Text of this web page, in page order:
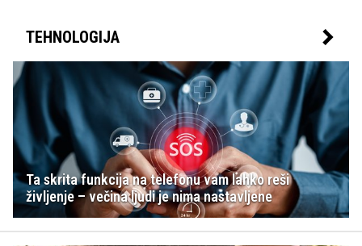
TEHNOLOGIJA
Ta skrita funkcija na telefonu vam lahko reši
življenje – večina ljudi je nima nastavljene